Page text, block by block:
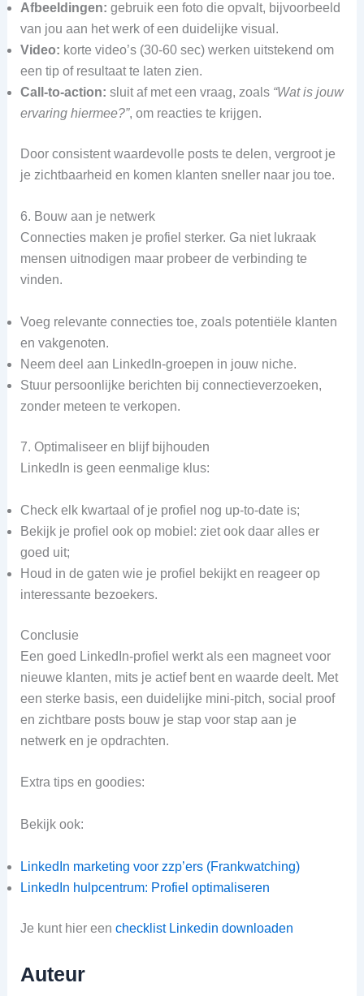
Afbeeldingen: gebruik een foto die opvalt, bijvoorbeeld
van jou aan het werk of een duidelijke visual.
Video: korte video’s (30‑60 sec) werken uitstekend om
een tip of resultaat te laten zien.
Call‑to‑action: sluit af met een vraag, zoals “Wat is jouw
ervaring hiermee?”, om reacties te krijgen.
Door consistent waardevolle posts te delen, vergroot je
je zichtbaarheid en komen klanten sneller naar jou toe.
6. Bouw aan je netwerk
Connecties maken je profiel sterker. Ga niet lukraak
mensen uitnodigen maar probeer de verbinding te
vinden.
Voeg relevante connecties toe, zoals potentiële klanten
en vakgenoten.
Neem deel aan LinkedIn‑groepen in jouw niche.
Stuur persoonlijke berichten bij connectieverzoeken,
zonder meteen te verkopen.
7. Optimaliseer en blijf bijhouden
LinkedIn is geen eenmalige klus:
Check elk kwartaal of je profiel nog up‑to‑date is;
Bekijk je profiel ook op mobiel: ziet ook daar alles er
goed uit;
Houd in de gaten wie je profiel bekijkt en reageer op
interessante bezoekers.
Conclusie
Een goed LinkedIn‑profiel werkt als een magneet voor
nieuwe klanten, mits je actief bent en waarde deelt. Met
een sterke basis, een duidelijke mini‑pitch, social proof
en zichtbare posts bouw je stap voor stap aan je
netwerk en je opdrachten.
Extra tips en goodies:
Bekijk ook:
LinkedIn marketing voor zzp’ers (Frankwatching)
LinkedIn hulpcentrum: Profiel optimaliseren
Je kunt hier een checklist Linkedin downloaden
Auteur